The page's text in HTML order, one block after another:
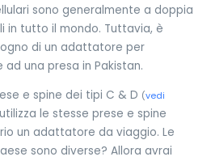
sono generalmente a doppia
in tutto il mondo. Tuttavia, è
di un adattatore per
una presa in Pakistan.
e spine dei tipi C & D (vedi
le stesse prese e spine
un adattatore da viaggio. Le
sono diverse? Allora avrai